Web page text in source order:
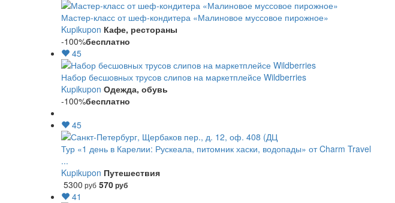
Мастер-класс от шеф-кондитера «Малиновое муссовое пирожное»
Kupikupon Кафе, рестораны
-100%бесплатно
45
Набор бесшовных трусов слипов на маркетплейсе Wildberries
Kupikupon Одежда, обувь
-100%бесплатно
45
Тур «1 день в Карелии: Рускеала, питомник хаски, водопады» от Charm Travel
...
Kupikupon Путешествия
5300 руб 570руб
41